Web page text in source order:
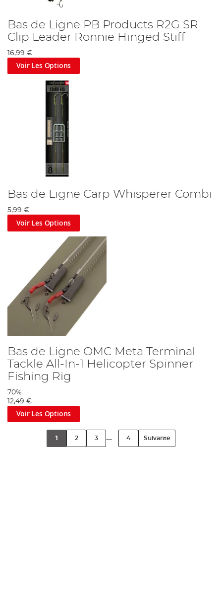
Bas de Ligne PB Products R2G SR
Clip Leader Ronnie Hinged Stiff
16,99 €
Voir Les Options
Bas de Ligne Carp Whisperer Combi
5,99 €
Voir Les Options
Bas de Ligne OMC Meta Terminal
Tackle All-In-1 Helicopter Spinner
Fishing Rig
70%
12,49 €
Voir Les Options
1 2 3 ... 4 Suivante